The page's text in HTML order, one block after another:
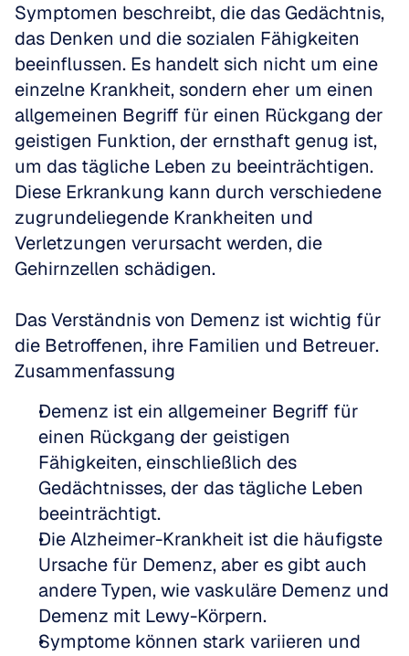
Symptomen beschreibt, die das Gedächtnis,
das Denken und die sozialen Fähigkeiten
beeinflussen. Es handelt sich nicht um eine
einzelne Krankheit, sondern eher um einen
allgemeinen Begriff für einen Rückgang der
geistigen Funktion, der ernsthaft genug ist,
um das tägliche Leben zu beeinträchtigen.
Diese Erkrankung kann durch verschiedene
zugrundeliegende Krankheiten und
Verletzungen verursacht werden, die
Gehirnzellen schädigen.
Das Verständnis von Demenz ist wichtig für
die Betroffenen, ihre Familien und Betreuer.
Zusammenfassung
Demenz ist ein allgemeiner Begriff für
einen Rückgang der geistigen
Fähigkeiten, einschließlich des
Gedächtnisses, der das tägliche Leben
beeinträchtigt.
Die Alzheimer-Krankheit ist die häufigste
Ursache für Demenz, aber es gibt auch
andere Typen, wie vaskuläre Demenz und
Demenz mit Lewy-Körpern.
Symptome können stark variieren und